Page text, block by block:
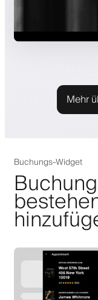
Mehr
Buchungs-Widget